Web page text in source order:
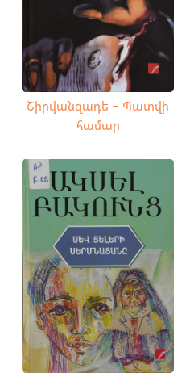
Շիրվանզադե – Պատվի
համար